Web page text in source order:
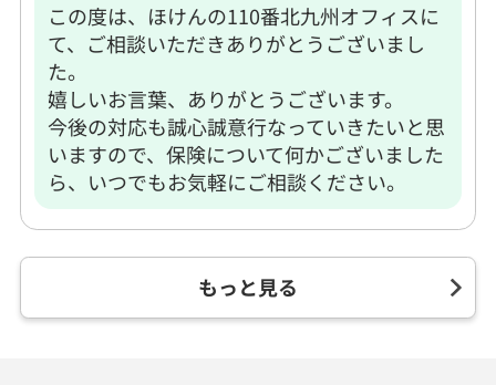
この度は、ほけんの110番北九州オフィスに
て、ご相談いただきありがとうございまし
た。
嬉しいお言葉、ありがとうございます。
今後の対応も誠心誠意行なっていきたいと思
いますので、保険について何かございました
ら、いつでもお気軽にご相談ください。
もっと見る